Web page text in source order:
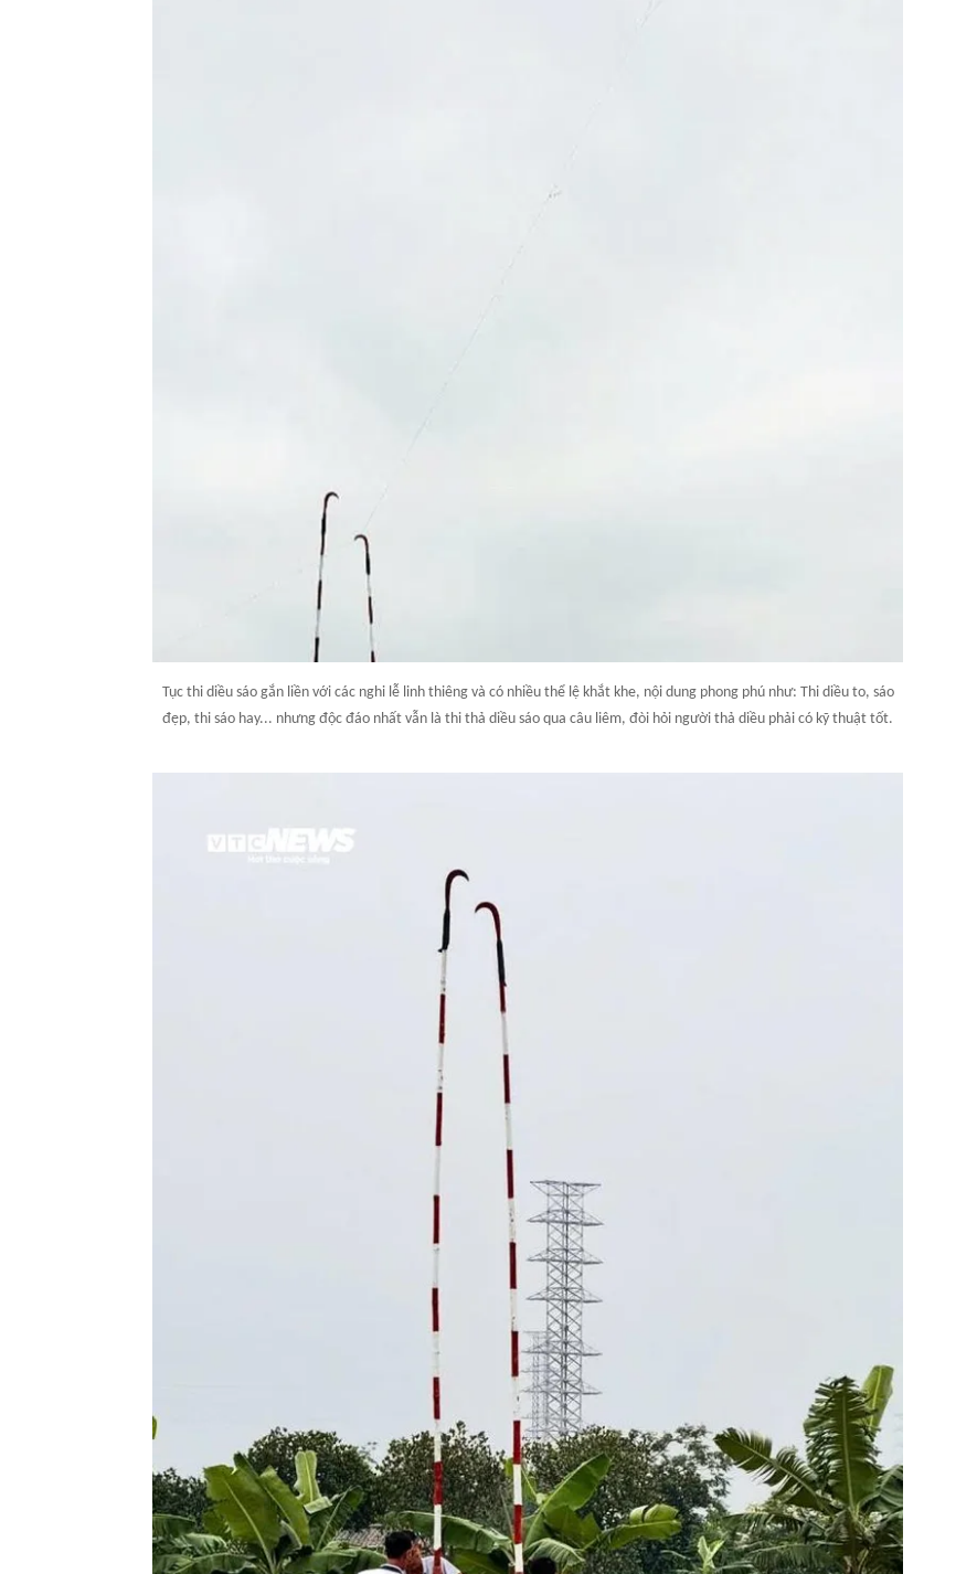
Tục thi diều sáo gắn liền với các nghi lễ linh thiêng và có nhiều thể lệ khắt khe, nội dung phong phú như: Thi diều to, sáo
đẹp, thi sáo hay... nhưng độc đáo nhất vẫn là thi thả diều sáo qua câu liêm, đòi hỏi người thả diều phải có kỹ thuật tốt.